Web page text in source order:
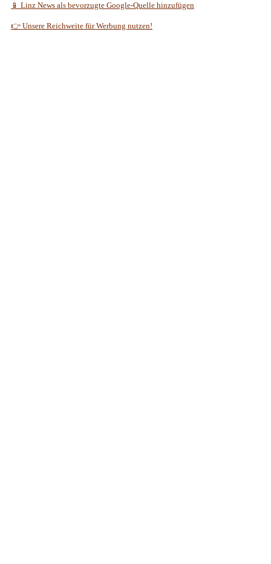
📱 Linz News als bevorzugte Google-Quelle hinzufügen
👉 Unsere Reichweite für Werbung nutzen!